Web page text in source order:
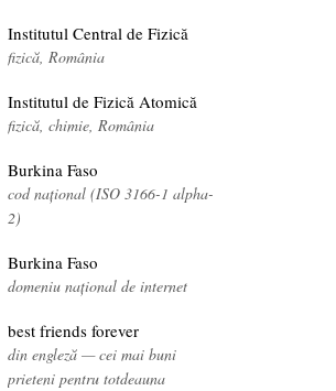
Institutul Central de Fizică
fizică, România
Institutul de Fizică Atomică
fizică, chimie, România
Burkina Faso
cod național (ISO 3166-1 alpha-
2)
Burkina Faso
domeniu național de internet
best friends forever
din engleză — cei mai buni
prieteni pentru totdeauna